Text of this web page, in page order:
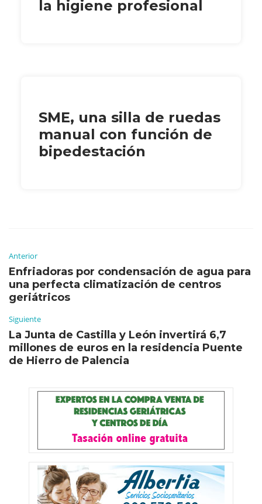
la higiene profesional
SME, una silla de ruedas
manual con función de
bipedestación
Anterior
Enfriadoras por condensación de agua para
una perfecta climatización de centros
geriátricos
Siguiente
La Junta de Castilla y León invertirá 6,7
millones de euros en la residencia Puente
de Hierro de Palencia